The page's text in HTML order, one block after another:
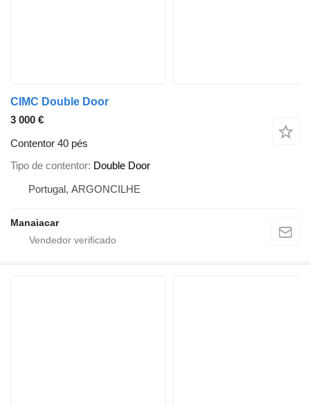
CIMC Double Door
3 000 €
Contentor 40 pés
Tipo de contentor Double Door
Portugal, ARGONCILHE
Manaiacar